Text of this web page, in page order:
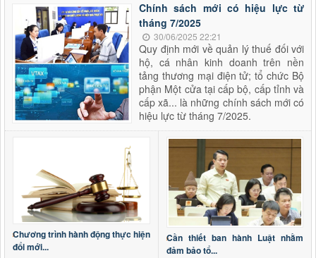
Chính sách mới có hiệu lực từ
tháng 7/2025
30/06/2025 22:21
Quy định mới về quản lý thuế đối với
hộ, cá nhân kinh doanh trên nền
tảng thương mại điện tử; tổ chức Bộ
phận Một cửa tại cấp bộ, cấp tỉnh và
cấp xã... là những chính sách mới có
hiệu lực từ tháng 7/2025.
Chương trình hành động thực hiện
đổi mới...
Cần thiết ban hành Luật nhằm
đảm bảo tổ...